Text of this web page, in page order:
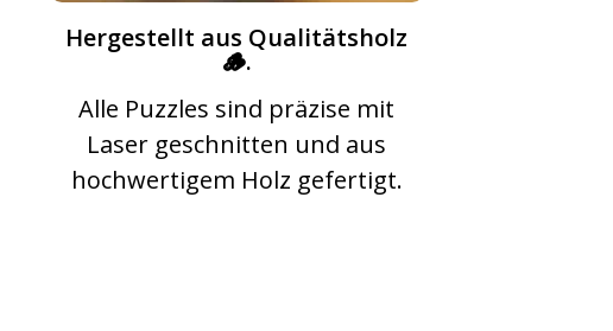
Hergestellt aus Qualitätsholz
🪵.
Alle Puzzles sind präzise mit
Laser geschnitten und aus
hochwertigem Holz gefertigt.